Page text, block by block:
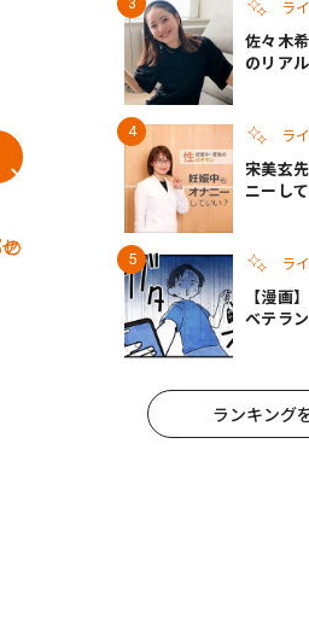
ラ
佐々木
のリア
ラ
宋美玄
ニーし
ラ
【漫画
ベテラ
ランキング